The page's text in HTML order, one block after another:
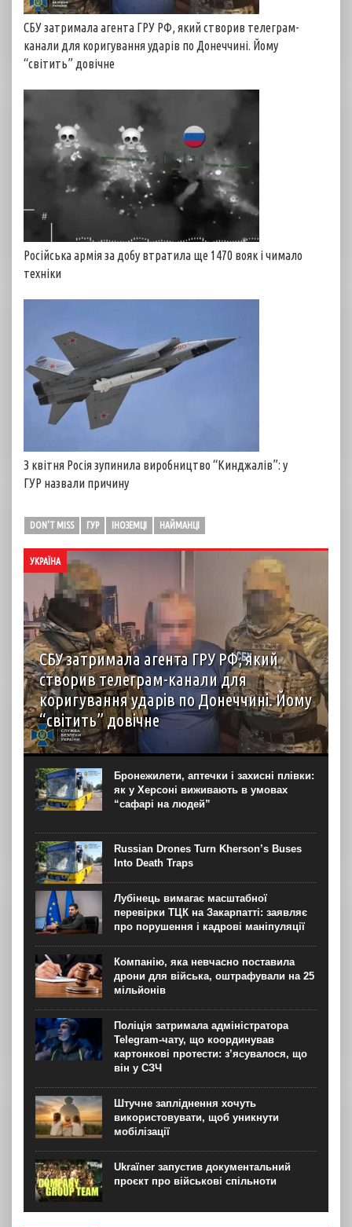
СБУ затримала агента ГРУ РФ, який створив телеграм-
канали для коригування ударів по Донеччині. Йому
“світить” довічне
Російська армія за добу втратила ще 1470 вояк і чимало
техніки
З квітня Росія зупинила виробництво “Кинджалів”: у
ГУР назвали причину
DON'T MISS ГУР ІНОЗЕМЦІ НАЙМАНЦІ
УКРАЇНА
СБУ затримала агента ГРУ РФ, який
створив телеграм-канали для
коригування ударів по Донеччині. Йому
“світить” довічне
Контррозвідка Служби безпеки затримала ще одного
агента російської воєнної розвідки (більш відомої як
ГРУ) на Донеччині. Ним виявився місцевий блогер, який
коригував авіаудари РФ на Краматорському напрямку за
допомогою...
Бронежилети, аптечки і захисні плівки:
як у Херсоні виживають в умовах
“сафарі на людей”
Russian Drones Turn Kherson’s Buses
Into Death Traps
Лубінець вимагає масштабної
перевірки ТЦК на Закарпатті: заявляє
про порушення і кадрові маніпуляції
Компанію, яка невчасно поставила
дрони для війська, оштрафували на 25
мільйонів
Поліція затримала адміністратора
Telegram-чату, що координував
картонкові протести: з’ясувалося, що
він у СЗЧ
Штучне запліднення хочуть
використовувати, щоб уникнути
мобілізації
Ukraїner запустив документальний
проєкт про військові спільноти